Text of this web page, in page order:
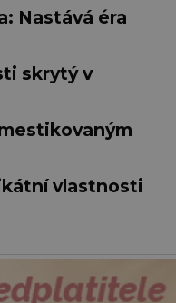
Nastává éra
skrytý v
vlastnosti